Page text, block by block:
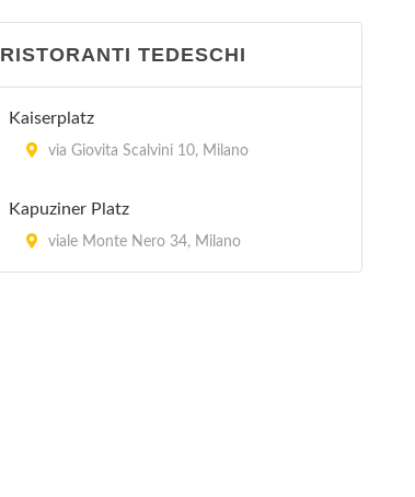
RISTORANTI TEDESCHI
Kaiserplatz
via Giovita Scalvini 10, Milano
Kapuziner Platz
viale Monte Nero 34, Milano